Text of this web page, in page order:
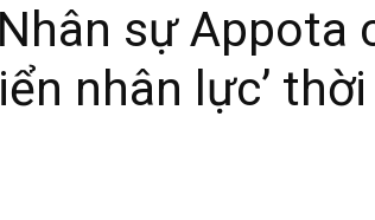
sự Appota
nhân lực’